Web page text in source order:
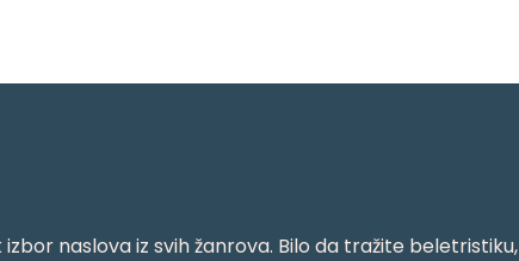
naslova iz svih žanrova. Bilo da tražite beletristiku,